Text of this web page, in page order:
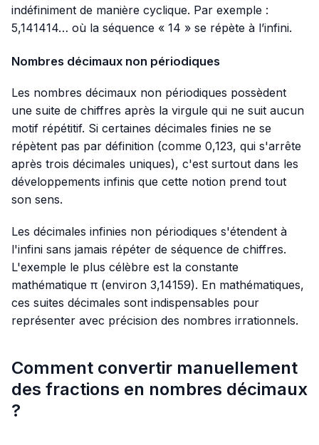
indéfiniment de manière cyclique. Par exemple :
5,141414… où la séquence « 14 » se répète à l’infini.
Nombres décimaux non périodiques
Les nombres décimaux non périodiques possèdent
une suite de chiffres après la virgule qui ne suit aucun
motif répétitif. Si certaines décimales finies ne se
répètent pas par définition (comme 0,123, qui s'arrête
après trois décimales uniques), c'est surtout dans les
développements infinis que cette notion prend tout
son sens.
Les décimales infinies non périodiques s'étendent à
l'infini sans jamais répéter de séquence de chiffres.
L'exemple le plus célèbre est la constante
mathématique π (environ 3,14159). En mathématiques,
ces suites décimales sont indispensables pour
représenter avec précision des nombres irrationnels.
Comment convertir manuellement
des fractions en nombres décimaux
?